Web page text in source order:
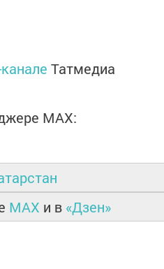
Татмедиа
MАХ:
MAX и в «Дзен»